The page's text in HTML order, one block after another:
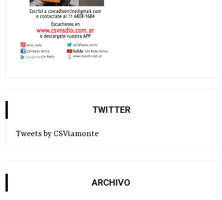
TWITTER
Tweets by CSViamonte
ARCHIVO